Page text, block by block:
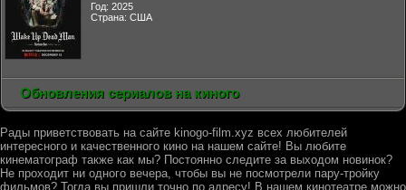
Год: 2025
Страна: США
Обновления сериалов на киного
Рады приветствовать на сайте kinogo-film.xyz всех любителей
интересного и качественного кино на нашем сайте! Вы любите
кинематограф также как мы? Постоянно следите за выходом новинок?
Не проходит ни одного вечера, чтобы вы не посмотрели пару-тройку
фильмов? Тогда вы пришли точно по адресу! В нашем кинотеатре можно